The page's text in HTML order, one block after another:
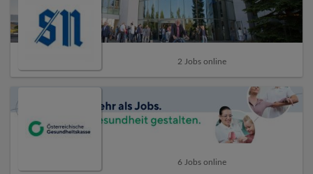
2 Jobs online
6 Jobs online